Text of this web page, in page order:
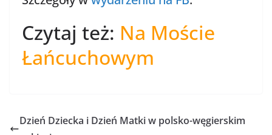
Czytaj też: Na Moście
Łańcuchowym
Dzień Dziecka i Dzień Matki w polsko-węgierskim